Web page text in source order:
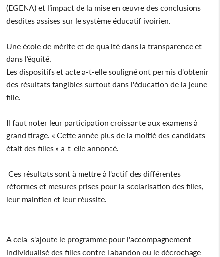
(EGENA) et l’impact de la mise en œuvre des conclusions
desdites assises sur le système éducatif ivoirien.
Une école de mérite et de qualité dans la transparence et
dans l’équité.
Les dispositifs et acte a-t-elle souligné ont permis d'obtenir
des résultats tangibles surtout dans l'éducation de la jeune
fille.
Il faut noter leur participation croissante aux examens à
grand tirage. « Cette année plus de la moitié des candidats
était des filles » a-t-elle annoncé.
Ces résultats sont à mettre à l'actif des différentes
réformes et mesures prises pour la scolarisation des filles,
leur maintien et leur réussite.
A cela, s'ajoute le programme pour l'accompagnement
individualisé des filles contre l'abandon ou le décrochage